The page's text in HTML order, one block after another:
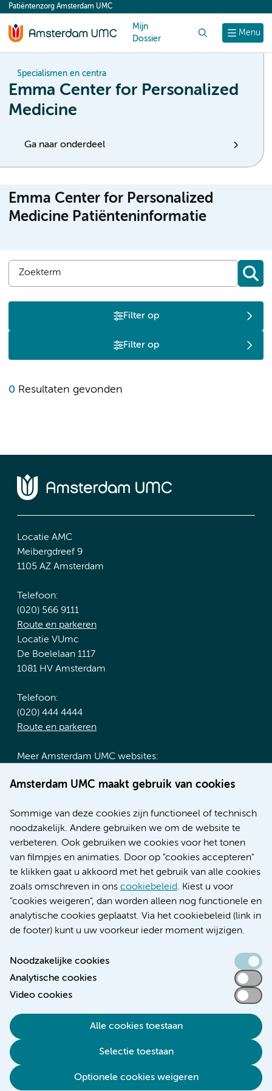
content
Amsterdam UMC maakt gebruik van cookies
Sommige van deze cookies zijn functioneel of technisch
noodzakelijk. Andere gebruiken we om de website te
verbeteren. Ook gebruiken we cookies voor het tonen
van filmpjes en animaties. Door op "cookies accepteren"
te klikken gaat u akkoord met het gebruik van alle cookies
zoals omschreven in ons cookiebeleid. Kiest u voor
"cookies weigeren", dan worden alleen nog functionele en
analytische cookies geplaatst. Via het cookiebeleid (link in
de footer) kunt u uw voorkeur ieder moment wijzigen.
Noodzakelijke cookies
Analytische cookies
Video cookies
Alle cookies toestaan
Selectie toestaan
Optionele cookies weigeren
Menu
Patiëntenzorg Amsterdam UMC
Mijn
Dossier
Specialismen en centra
Emma Center for Personalized
Medicine
Ga naar onderdeel
Emma Center for Personalized
Medicine Patiënteninformatie
Filter op
Filter op
0 Resultaten gevonden
Locatie AMC
Meibergdreef 9
1105 AZ Amsterdam
Telefoon:
(020) 566 9111
Route en parkeren
Locatie VUmc
De Boelelaan 1117
1081 HV Amsterdam
Telefoon:
(020) 444 4444
Route en parkeren
Meer Amsterdam UMC websites:
Werken bij Amsterdam UMC
Nieuws
Research
Educatie locatie AMC
Educatie locatie VUmc
Verwijzen & diagnostiek
Toegankelijkheidsverklaring
Responsible disclosure